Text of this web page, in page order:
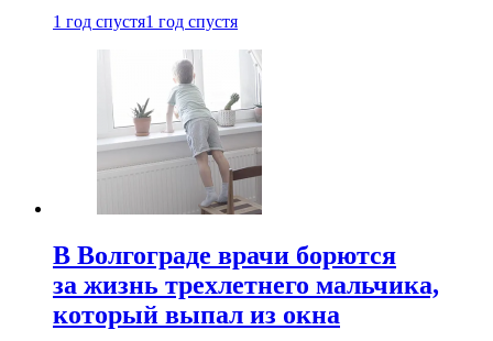
1 год спустя1 год спустя
В Волгограде врачи борются
за жизнь трехлетнего мальчика,
который выпал из окна